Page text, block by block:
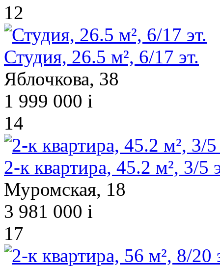
12
Студия, 26.5 м², 6/17 эт.
Яблочкова, 38
1 999 000 i
14
2-к квартира, 45.2 м², 3/5
Муромская, 18
3 981 000 i
17